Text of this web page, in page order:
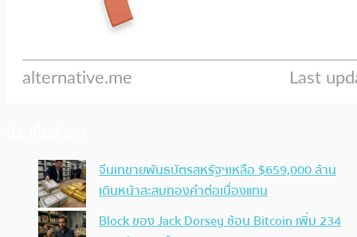
จีนเทขายพันธบัตรสหรัฐฯเหลือ $659,000 ล้าน
เดินหน้าสะสมทองคำต่อเนื่องแทน
Block ของ Jack Dorsey ช้อน Bitcoin เพิ่ม 234